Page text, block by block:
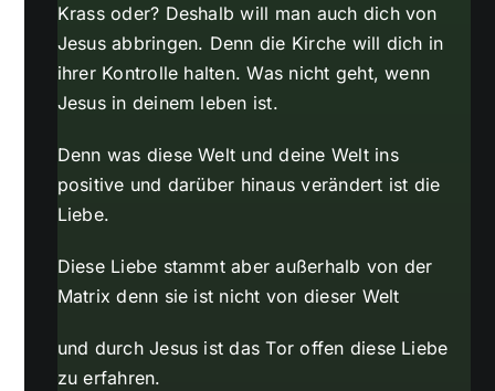
Krass oder? Deshalb will man auch dich von
Jesus abbringen. Denn die Kirche will dich in
ihrer Kontrolle halten. Was nicht geht, wenn
Jesus in deinem leben ist.
Denn was diese Welt und deine Welt ins
positive und darüber hinaus verändert ist die
Liebe.
Diese Liebe stammt aber außerhalb von der
Matrix denn sie ist nicht von dieser Welt
und durch Jesus ist das Tor offen diese Liebe
zu erfahren.